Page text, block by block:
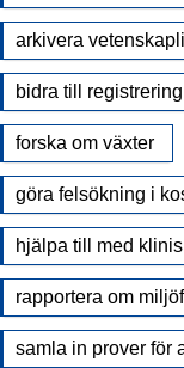
arkivera
bidra till
forska om växter
göra felsökning i
hjälpa till med
rapportera om
samla in prover för